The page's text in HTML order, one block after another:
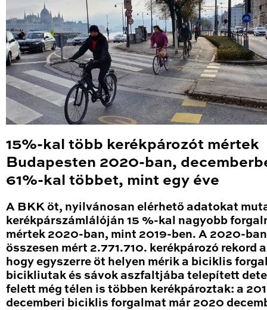
15%-kal több kerékpározót mértek
Budapesten 2020-ban,
61%-kal többet, mint egy éve
A BKK öt, nyilvánosan elérhető adatokat
kerékpárszámlálóján 15 %-kal nagyobb
mértek 2020-ban, mint 2019-ben. A 2020-ban
összesen mért 2.771.710. kerékpározó rekord
hogy egyszerre öt helyen mérik a biciklis
bicikliutak és sávok aszfaltjába telepített
felett még télen is többen kerékpároztak: a
decemberi biciklis forgalmat már 2020